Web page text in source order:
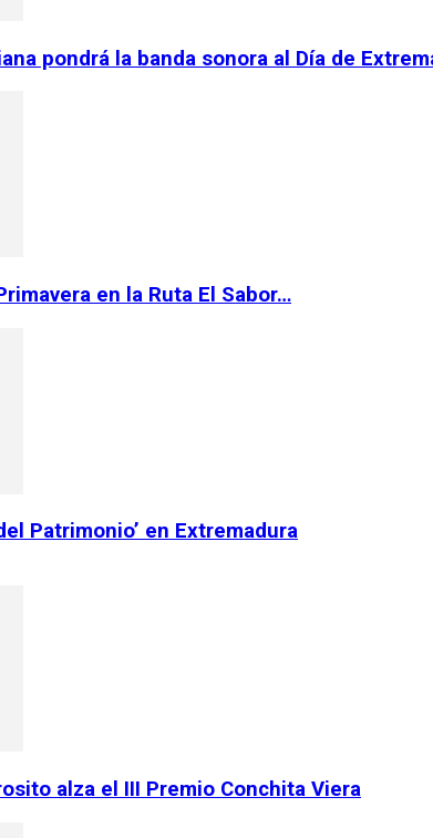
pondrá la banda sonora al Día de
en la Ruta El Sabor…
Patrimonio’ en Extremadura
alza el III Premio Conchita Viera